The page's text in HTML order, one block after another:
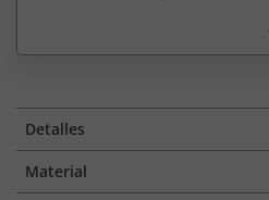
Detalles
Material